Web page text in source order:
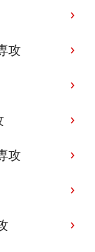
攻
攻